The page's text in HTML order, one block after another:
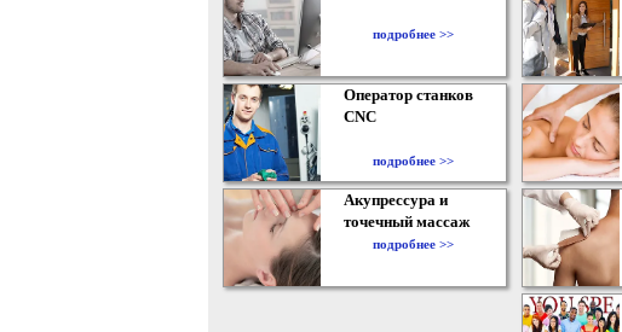
подробнее >>
Оператор станков
CNC
подробнее >>
Акупрессура и
точечный массаж
подробнее >>